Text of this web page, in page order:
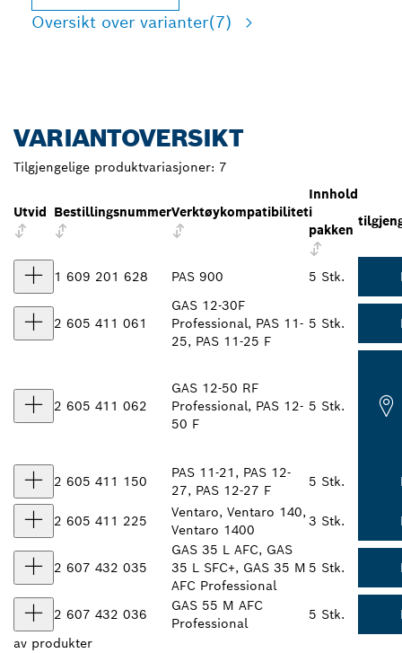
Oversikt over varianter(7)
VARIANTOVERSIKT
Tilgjengelige produktvariasjoner: 7
Utvid BestillingsnummerVerktøykompatibilitet
Innhold
i
pakken
1 609 201 628 PAS 900 5 Stk.
2 605 411 061
GAS 12-30F
Professional, PAS 11-
25, PAS 11-25 F
5 Stk.
2 605 411 062
GAS 12-50 RF
Professional, PAS 12-
50 F
5 Stk.
2 605 411 150
PAS 11-21, PAS 12-
27, PAS 12-27 F
5 Stk.
2 605 411 225
Ventaro, Ventaro 140,
Ventaro 1400
3 Stk.
2 607 432 035
GAS 35 L AFC, GAS
35 L SFC+, GAS 35 M
AFC Professional
5 Stk.
2 607 432 036
GAS 55 M AFC
Professional
5 Stk.
av produkter